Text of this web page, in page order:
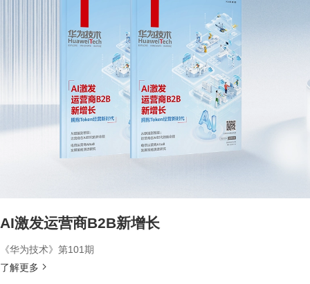
AI激发运营商B2B新增长
《华为技术》第101期
了解更多